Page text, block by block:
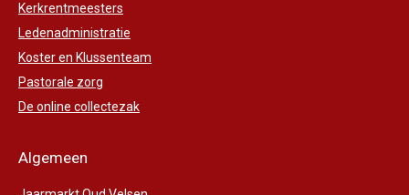
Kerkrentmeesters
Ledenadministratie
Koster en Klussenteam
Pastorale zorg
De online collectezak
Algemeen